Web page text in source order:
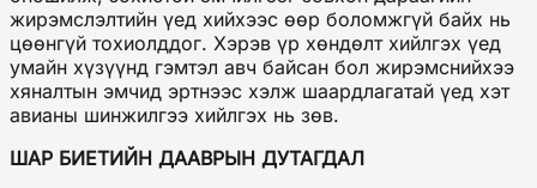
жирэмслэлтийн үед хийхээс өөр боломжгүй байх нь
цөөнгүй тохиолддог. Хэрэв үр хөндөлт хийлгэх үед
умайн хүзүүнд гэмтэл авч байсан бол жирэмснийхээ
хяналтын эмчид эртнээс хэлж шаардлагатай үед хэт
авианы шинжилгээ хийлгэх нь зөв.
ШАР БИЕТИЙН ДААВРЫН ДУТАГДАЛ